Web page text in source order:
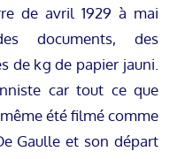
de avril 1929 à mai
documents, des
de kg de papier jauni.
car tout ce que
été filmé comme
Gaulle et son départ